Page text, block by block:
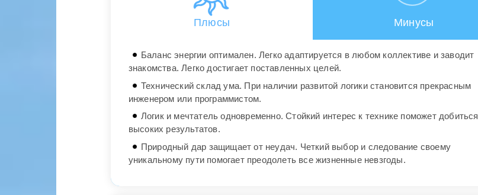
Плюсы Минусы
Баланс энергии оптимален. Легко адаптируется в любом коллективе и заводит
знакомства. Легко достигает поставленных целей.
Технический склад ума. При наличии развитой логики становится прекрасным
инженером или программистом.
Логик и мечтатель одновременно. Стойкий интерес к технике поможет добиться
высоких результатов.
Природный дар защищает от неудач. Четкий выбор и следование своему
уникальному пути помогает преодолеть все жизненные невзгоды.